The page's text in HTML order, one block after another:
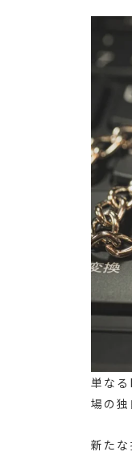
単な
場の
新たな